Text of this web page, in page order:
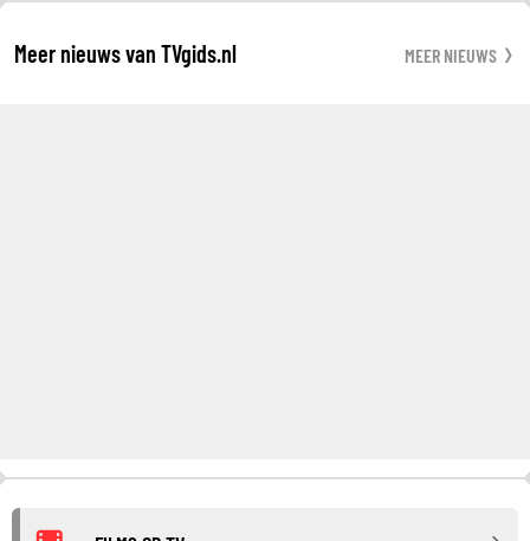
Meer nieuws van TVgids.nl MEER NIEUWS